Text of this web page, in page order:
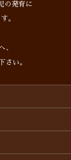
の発育に
。
、
さい。